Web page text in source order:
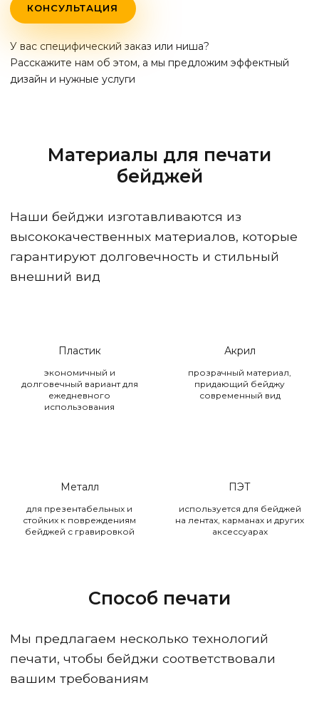
КОНСУЛЬТАЦИЯ
У вас специфический заказ или ниша?
Расскажите нам об этом, а мы предложим эффектный
дизайн и нужные услуги
Материалы для печати
бейджей
Наши бейджи изготавливаются из
высококачественных материалов, которые
гарантируют долговечность и стильный
внешний вид
Пластик
экономичный и
долговечный вариант для
ежедневного
использования
Акрил
прозрачный материал,
придающий бейджу
современный вид
Металл
для презентабельных и
стойких к повреждениям
бейджей с гравировкой
ПЭТ
используется для бейджей
на лентах, карманах и других
аксессуарах
Способ печати
Мы предлагаем несколько технологий
печати, чтобы бейджи соответствовали
вашим требованиям